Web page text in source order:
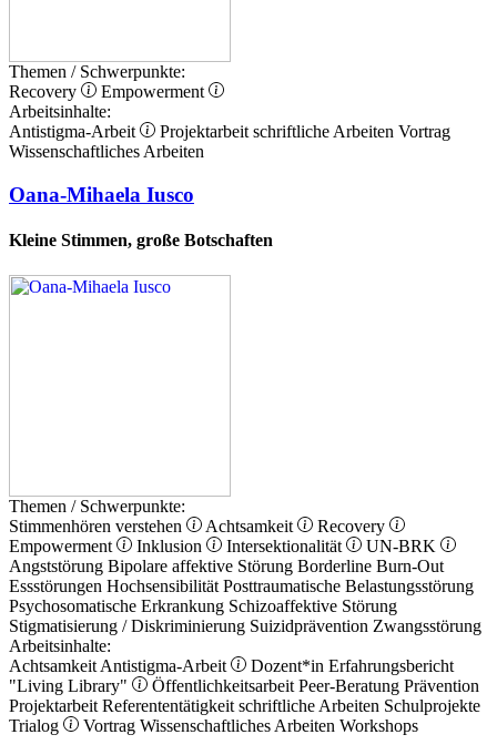
Themen / Schwerpunkte:
Recovery
Empowerment
Arbeitsinhalte:
Antistigma-Arbeit
Projektarbeit schriftliche Arbeiten Vortrag
Wissenschaftliches Arbeiten
Oana-Mihaela Iusco
Kleine Stimmen, große Botschaften
Themen / Schwerpunkte:
Stimmenhören verstehen
Achtsamkeit
Recovery
Empowerment
Inklusion Intersektionalität
UN-BRK
Angststörung Bipolare affektive Störung Borderline Burn-Out
Essstörungen Hochsensibilität Posttraumatische Belastungsstörung
Psychosomatische Erkrankung Schizoaffektive Störung
Stigmatisierung / Diskriminierung Suizidprävention Zwangsstörung
Arbeitsinhalte:
Achtsamkeit Antistigma-Arbeit Dozent*in Erfahrungsbericht
"Living Library"
Öffentlichkeitsarbeit Peer-Beratung Prävention
Projektarbeit Referententätigkeit schriftliche Arbeiten Schulprojekte
Trialog
Vortrag Wissenschaftliches Arbeiten Workshops